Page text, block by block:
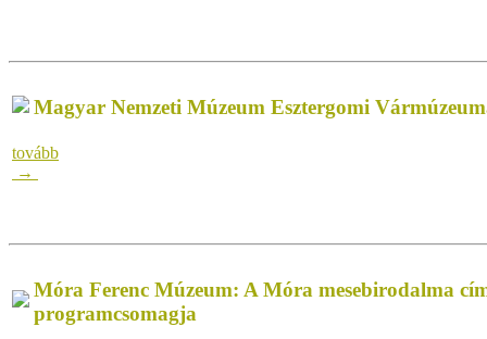
Magyar Nemzeti Múzeum Esztergomi
tovább
→
Móra Ferenc Múzeum: A Móra mesebirodalma
programcsomagja